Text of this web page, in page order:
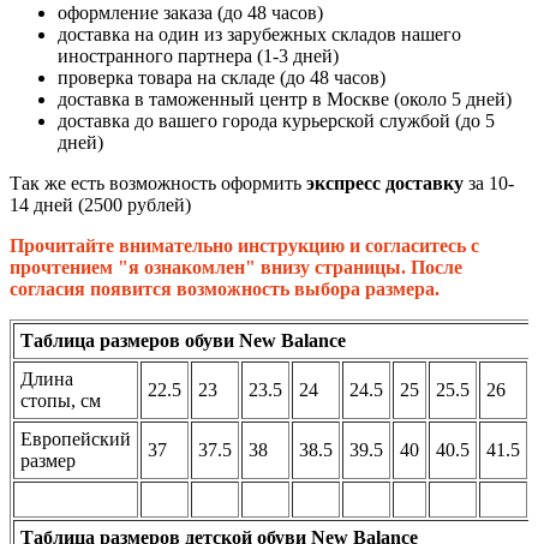
оформление заказа (до 48 часов)
доставка на один из зарубежных складов нашего
иностранного партнера (1-3 дней)
проверка товара на складе (до 48 часов)
доставка в таможенный центр в Москве (около 5 дней)
доставка до вашего города курьерской службой (до 5
дней)
Так же есть возможность оформить экспресс доставку за 10-
14 дней (2500 рублей)
Прочитайте внимательно инструкцию и согласитесь с
прочтением "я ознакомлен" внизу страницы. После
согласия появится возможность выбора размера.
Таблица размеров обуви New Balance
Длина
стопы, см
22.5 23 23.5 24 24.5 25 25.5 26
Европейский
размер
37 37.5 38 38.5 39.5 40 40.5 41.5
Таблица размеров детской обуви New Balance